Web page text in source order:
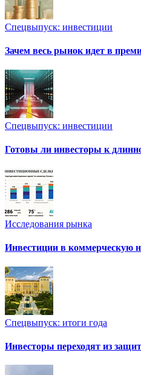
Спецвыпуск: инвестиции
Зачем весь рынок идет в
Спецвыпуск: инвестиции
Готовы ли инвесторы к
Исследования рынка
Инвестиции в коммерческую
Спецвыпуск: итоги года
Инвесторы переходят из